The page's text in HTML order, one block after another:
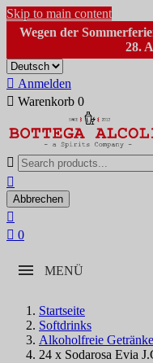
Skip to main content
Wegen der
28.
 Anmelden
 Warenkorb 0


Abbrechen

 0
MENÜ
Startseite
Softdrinks
Alkoholfreie Getränke
24 x Sodarosa Evia